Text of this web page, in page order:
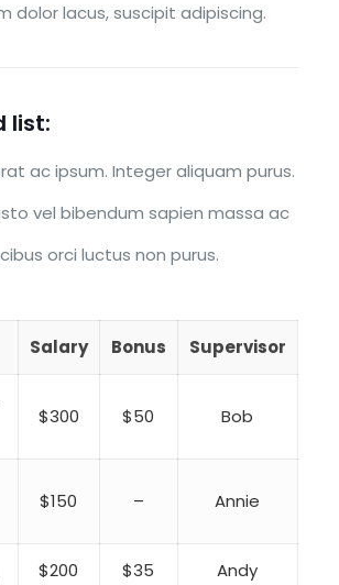
dolor lacus, suscipit adipiscing.
list:
ac ipsum. Integer aliquam purus.
vel bibendum sapien massa ac
orci luctus non purus.
Salary Bonus Supervisor
$300 $50 Bob
$150 – Annie
$200 $35 Andy